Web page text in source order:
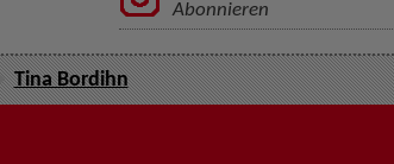
Abonnieren
Tina Bordihn